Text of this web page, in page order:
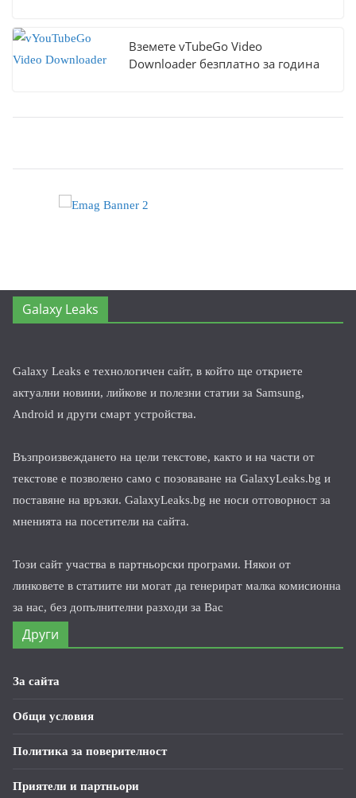
Вземете vTubeGo Video
Downloader безплатно за година
Galaxy Leaks
Galaxy Leaks е технологичен сайт, в който ще откриете
актуални новини, лийкове и полезни статии за Samsung,
Android и други смарт устройства.
Възпроизвеждането на цели текстове, както и на части от
текстове е позволено само с позоваване на GalaxyLeaks.bg и
поставяне на връзки. GalaxyLeaks.bg не носи отговорност за
мненията на посетители на сайта.
Този сайт участва в партньорски програми. Някои от
линковете в статиите ни могат да генерират малка комисионна
за нас, без допълнителни разходи за Вас
Други
За сайта
Общи условия
Политика за поверителност
Приятели и партньори